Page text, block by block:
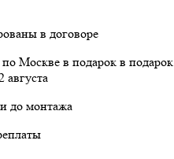
в договоре
Москве в подарок в подарок
августа
до монтажа